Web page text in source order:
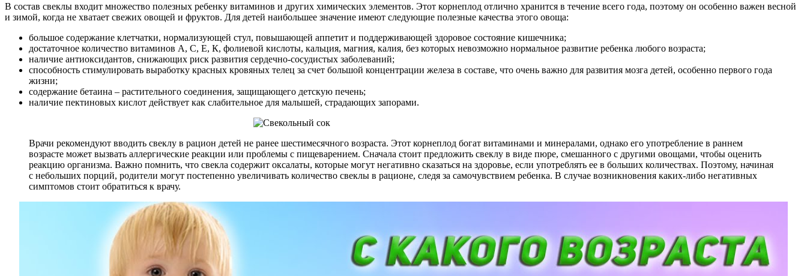
В состав свеклы входит множество полезных ребенку витаминов и других химических элементов. Этот корнеплод отлично хранится в течение всего года, поэтому он особенно важен весной
и зимой, когда не хватает свежих овощей и фруктов. Для детей наибольшее значение имеют следующие полезные качества этого овоща:
большое содержание клетчатки, нормализующей стул, повышающей аппетит и поддерживающей здоровое состояние кишечника;
достаточное количество витаминов А, С, Е, К, фолиевой кислоты, кальция, магния, калия, без которых невозможно нормальное развитие ребенка любого возраста;
наличие антиоксидантов, снижающих риск развития сердечно-сосудистых заболеваний;
способность стимулировать выработку красных кровяных телец за счет большой концентрации железа в составе, что очень важно для развития мозга детей, особенно первого года
жизни;
содержание бетаина – растительного соединения, защищающего детскую печень;
наличие пектиновых кислот действует как слабительное для малышей, страдающих запорами.
Врачи рекомендуют вводить свеклу в рацион детей не ранее шестимесячного возраста. Этот корнеплод богат витаминами и минералами, однако его употребление в раннем
возрасте может вызвать аллергические реакции или проблемы с пищеварением. Сначала стоит предложить свеклу в виде пюре, смешанного с другими овощами, чтобы оценить
реакцию организма. Важно помнить, что свекла содержит оксалаты, которые могут негативно сказаться на здоровье, если употреблять ее в больших количествах. Поэтому, начиная
с небольших порций, родители могут постепенно увеличивать количество свеклы в рационе, следя за самочувствием ребенка. В случае возникновения каких-либо негативных
симптомов стоит обратиться к врачу.